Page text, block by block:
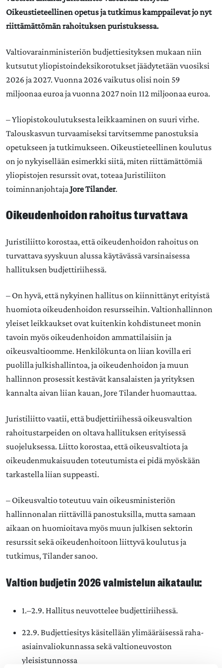
Oikeustieteellinen opetus ja tutkimus kamppailevat jo nyt
riittämättömän rahoituksen puristuksessa.
Valtiovarainministeriön budjettiesityksen mukaan niin
kutsutut yliopistoindeksikorotukset jäädytetään vuosiksi
2026 ja 2027. Vuonna 2026 vaikutus olisi noin 59
miljoonaa euroa ja vuonna 2027 noin 112 miljoonaa euroa.
– Yliopistokoulutuksesta leikkaaminen on suuri virhe.
Talouskasvun turvaamiseksi tarvitsemme panostuksia
opetukseen ja tutkimukseen. Oikeustieteellinen koulutus
on jo nykyisellään esimerkki siitä, miten riittämättömiä
yliopistojen resurssit ovat, toteaa Juristiliiton
toiminnanjohtajaJore Tilander.
Oikeudenhoidon rahoitus turvattava
Juristiliitto korostaa, että oikeudenhoidon rahoitus on
turvattava syyskuun alussa käytävässä varsinaisessa
hallituksen budjettiriihessä.
– On hyvä, että nykyinen hallitus on kiinnittänyt erityistä
huomiota oikeudenhoidon resursseihin. Valtionhallinnon
yleiset leikkaukset ovat kuitenkin kohdistuneet monin
tavoin myös oikeudenhoidon ammattilaisiin ja
oikeusvaltioomme. Henkilökunta on liian kovilla eri
puolilla julkishallintoa, ja oikeudenhoidon ja muun
hallinnon prosessit kestävät kansalaisten ja yrityksen
kannalta aivan liian kauan, Jore Tilander huomauttaa.
Juristiliitto vaatii, että budjettiriihessä oikeusvaltion
rahoitustarpeiden on oltava hallituksen erityisessä
suojeluksessa. Liitto korostaa, että oikeusvaltiota ja
oikeudenmukaisuuden toteutumista ei pidä myöskään
tarkastella liian suppeasti.
– Oikeusvaltio toteutuu vain oikeusministeriön
hallinnonalan riittävillä panostuksilla, mutta samaan
aikaan on huomioitava myös muun julkisen sektorin
resurssit sekä oikeudenhoitoon liittyvä koulutus ja
tutkimus, Tilander sanoo.
Valtion budjetin 2026 valmistelun aikataulu:
1.–2.9. Hallitus neuvottelee budjettiriihessä.
22.9. Budjettiesitys käsitellään ylimääräisessä raha-
asiainvaliokunnassa sekä valtioneuvoston
yleisistunnossa